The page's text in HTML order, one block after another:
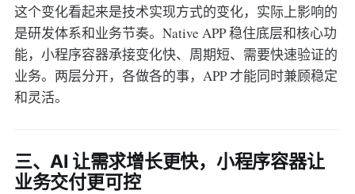
这个变化看起来是技术实现方式的变化，实际上影响的
是研发体系和业务节奏。Native APP 稳住底层和核心功
能，小程序容器承接变化快、周期短、需要快速验证的
业务。两层分开，各做各的事，APP 才能同时兼顾稳定
和灵活。
三、AI 让需求增长更快，小程序容器让
业务交付更可控